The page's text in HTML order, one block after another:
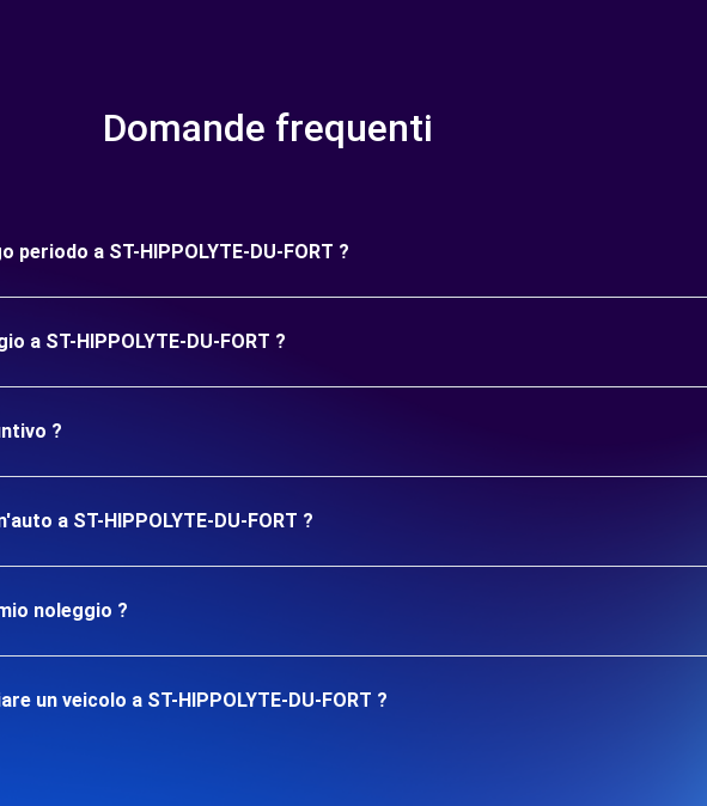
Domande frequenti
a ST-HIPPOLYTE-DU-FORT ?
a ST-HIPPOLYTE-DU-FORT ?
?
a ST-HIPPOLYTE-DU-FORT ?
noleggio ?
un veicolo a ST-HIPPOLYTE-DU-FORT ?